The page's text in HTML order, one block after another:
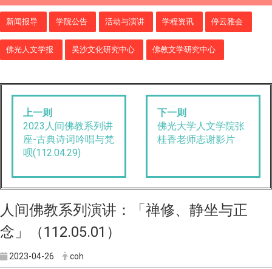
新闻报导 学院公告 活动与演讲 学程资讯 停云雅会
佛光人文学报 吴沙文化研究中心 佛教文学研究中心
上一则
2023人间佛教系列讲
座-古典诗词吟唱与梵
呗(112.04.29)
下一则
佛光大学人文学院张
桂香老师志谢影片
人间佛教系列演讲：「禅修、静坐与正
念」（112.05.01）
2023-04-26 coh